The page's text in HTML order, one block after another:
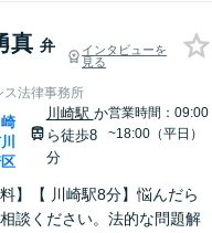
真 弁
インタビューを
見る
ス法律事務所
川崎駅 か
ら徒歩8
分
営業時間：09:00
~18:00（平日）
料】【 川崎駅8分】悩んだら
談ください。法的な問題解